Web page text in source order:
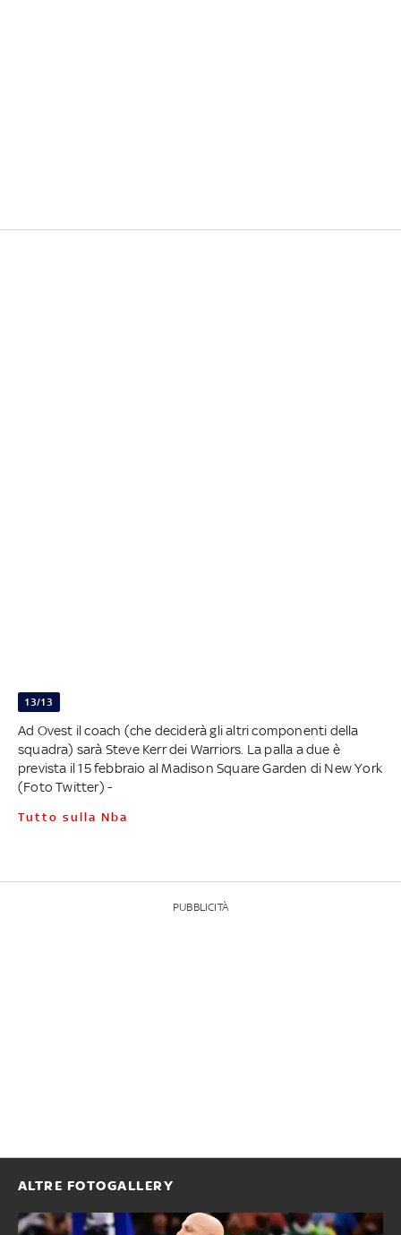
13/13
Ad Ovest il coach (che deciderà gli altri componenti della
squadra) sarà Steve Kerr dei Warriors. La palla a due è
prevista il 15 febbraio al Madison Square Garden di New York
(Foto Twitter) -
Tutto sulla Nba
PUBBLICITÀ
ALTRE FOTOGALLERY